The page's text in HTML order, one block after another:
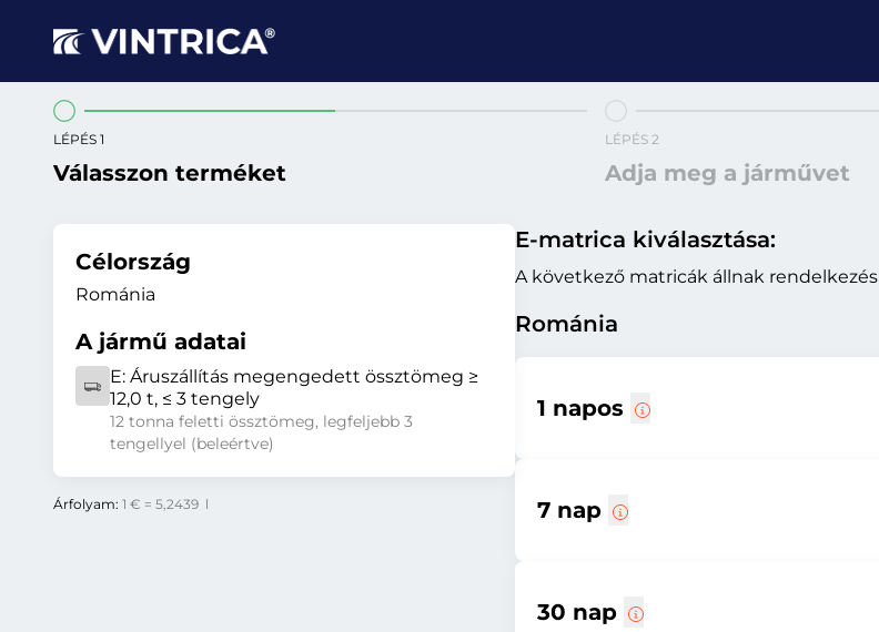
LÉPÉS 1
Válasszon terméket
LÉPÉS 2
Adja meg a járművet
Célország
Románia
A jármű adatai
E: Áruszállítás megengedett össztömeg ≥
12,0 t, ≤ 3 tengely
12 tonna feletti össztömeg, legfeljebb 3
tengellyel (beleértve)
Árfolyam: 1 € = 5,2439 l
E-matrica kiválasztása:
A következő matricák állnak
Románia
1 napos
7 nap
30 nap